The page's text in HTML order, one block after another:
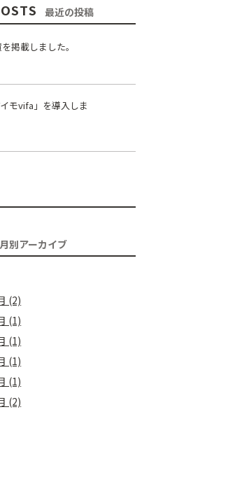
最近の投稿
掲載しました。
モvifa」を導入しま
月別アーカイブ
(2)
(1)
(1)
(1)
(1)
(2)